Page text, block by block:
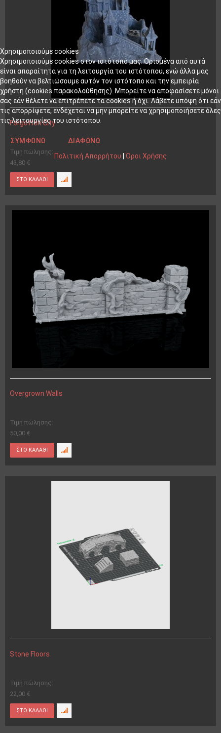
Forgotten City
Τιμή πώλησης:
43,80 €
Overgrown Walls
Τιμή πώλησης:
50,00 €
Stone Floors
Τιμή πώλησης:
22,00 €
Χρησιμοποιούμε cookies
Χρησιμοποιούμε cookies στον ιστότοπό μας. Ορισμένα από αυτά
είναι απαραίτητα για τη λειτουργία του ιστότοπου, ενώ άλλα μας
βοηθούν να βελτιώσουμε αυτόν τον ιστότοπο και την εμπειρία
χρήστη (cookies παρακολούθησης). Μπορείτε να αποφασίσετε μόνοι
σας εάν θέλετε να επιτρέπετε τα cookies ή όχι. Λάβετε υπόψη ότι εάν
τις απορρίψετε, ενδέχεται να μην μπορείτε να χρησιμοποιήσετε όλες
τις λειτουργίες του ιστότοπου.
ΣΥΜΦΩΝΏ
ΔΙΑΦΩΝΏ
Πολιτική Απορρήτου
Όροι Χρήσης